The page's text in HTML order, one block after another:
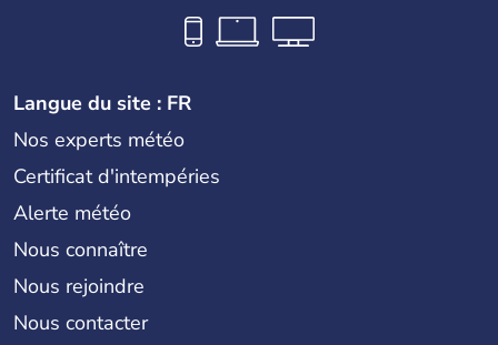
Langue du site : FR
Nos experts météo
Certificat d'intempéries
Alerte météo
Nous connaître
Nous rejoindre
Nous contacter